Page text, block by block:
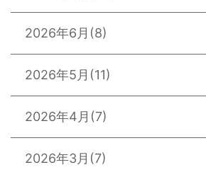
2026年6月 (8)
2026年5月 (11)
2026年4月 (7)
2026年3月 (7)